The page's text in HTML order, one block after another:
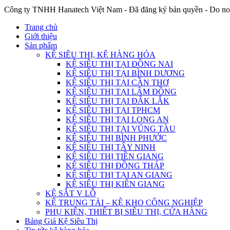
Công ty TNHH Hanatech Việt Nam - Đã đăng ký bản quyền - Do
Trang chủ
Giới thiệu
Sản phẩm
KỆ SIÊU THỊ, KỆ HÀNG HÓA
KỆ SIÊU THỊ TẠI ĐỒNG NAI
KỆ SIÊU THỊ TẠI BÌNH DƯƠNG
KỆ SIÊU THỊ TẠI CẦN THƠ
KỆ SIÊU THỊ TẠI LÂM ĐỒNG
KỆ SIÊU THỊ TẠI ĐẮK LẮK
KỆ SIÊU THỊ TẠI TPHCM
KỆ SIÊU THỊ TẠI LONG AN
KỆ SIÊU THỊ TẠI VŨNG TÀU
KỆ SIÊU THỊ BÌNH PHƯỚC
KỆ SIÊU THỊ TÂY NINH
KỆ SIÊU THỊ TIỀN GIANG
KỆ SIÊU THỊ ĐỒNG THÁP
KỆ SIÊU THỊ TẠI AN GIANG
KỆ SIÊU THỊ KIÊN GIANG
KỆ SẮT V LỖ
KỆ TRUNG TẢI – KỆ KHO CÔNG NGHIỆP
PHỤ KIỆN, THIẾT BỊ SIÊU THỊ, CỬA HÀNG
Bảng Giá Kệ Siêu Thị